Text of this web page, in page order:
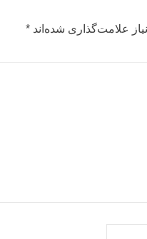
علامت‌گذاری شده‌اند *